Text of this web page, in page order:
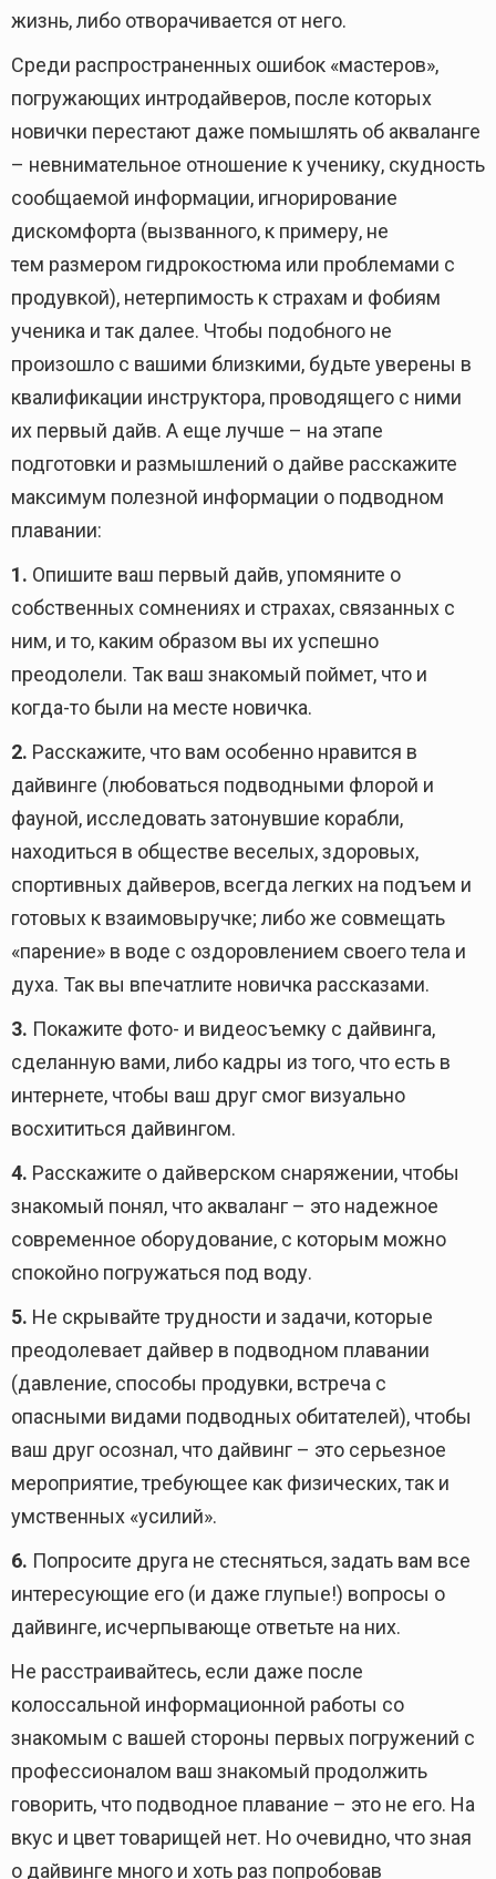
жизнь, либо отворачивается от него.
Среди распространенных ошибок «мастеров»,
погружающих интродайверов, после которых
новички перестают даже помышлять об акваланге
– невнимательное отношение к ученику, скудность
сообщаемой информации, игнорирование
дискомфорта (вызванного, к примеру, не
тем размером гидрокостюма или проблемами с
продувкой), нетерпимость к страхам и фобиям
ученика и так далее. Чтобы подобного не
произошло с вашими близкими, будьте уверены в
квалификации инструктора, проводящего с ними
их первый дайв. А еще лучше – на этапе
подготовки и размышлений о дайве расскажите
максимум полезной информации о подводном
плавании:
1. Опишите ваш первый дайв, упомяните о
собственных сомнениях и страхах, связанных с
ним, и то, каким образом вы их успешно
преодолели. Так ваш знакомый поймет, что и
когда-то были на месте новичка.
2. Расскажите, что вам особенно нравится в
дайвинге (любоваться подводными флорой и
фауной, исследовать затонувшие корабли,
находиться в обществе веселых, здоровых,
спортивных дайверов, всегда легких на подъем и
готовых к взаимовыручке; либо же совмещать
«парение» в воде с оздоровлением своего тела и
духа. Так вы впечатлите новичка рассказами.
3. Покажите фото- и видеосъемку с дайвинга,
сделанную вами, либо кадры из того, что есть в
интернете, чтобы ваш друг смог визуально
восхититься дайвингом.
4. Расскажите о дайверском снаряжении, чтобы
знакомый понял, что акваланг – это надежное
современное оборудование, с которым можно
спокойно погружаться под воду.
5. Не скрывайте трудности и задачи, которые
преодолевает дайвер в подводном плавании
(давление, способы продувки, встреча с
опасными видами подводных обитателей), чтобы
ваш друг осознал, что дайвинг – это серьезное
мероприятие, требующее как физических, так и
умственных «усилий».
6. Попросите друга не стесняться, задать вам все
интересующие его (и даже глупые!) вопросы о
дайвинге, исчерпывающе ответьте на них.
Не расстраивайтесь, если даже после
колоссальной информационной работы со
знакомым с вашей стороны первых погружений с
профессионалом ваш знакомый продолжить
говорить, что подводное плавание – это не его. На
вкус и цвет товарищей нет. Но очевидно, что зная
о дайвинге много и хоть раз попробовав